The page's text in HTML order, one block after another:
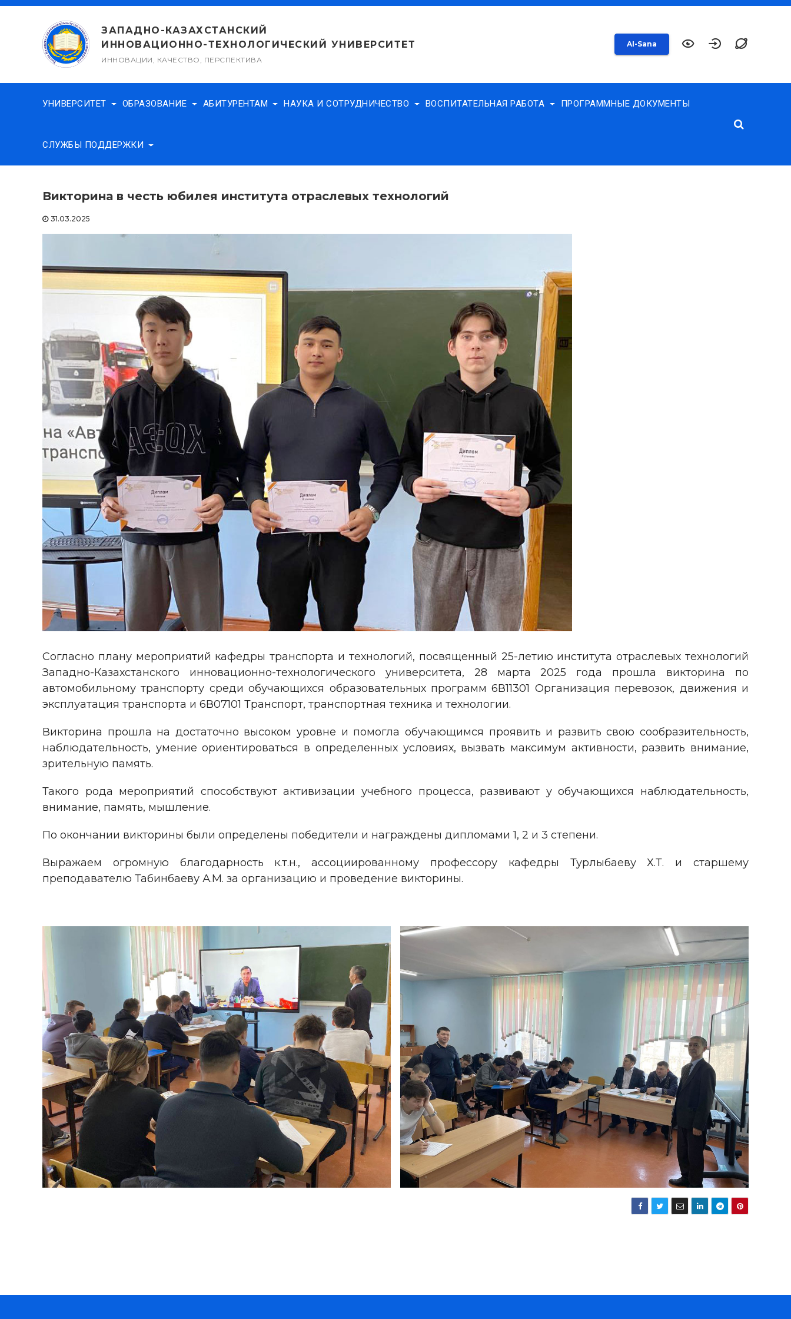
Перейти
содержимому
ЗАПАДНО-КАЗАХСТАНСКИЙ
ИННОВАЦИОННО-ТЕХНОЛОГИЧЕСКИЙ УНИВЕРСИТЕТ
ИННОВАЦИИ, КАЧЕСТВО, ПЕРСПЕКТИВА
AI-Sana
УНИВЕРСИТЕТ ОБРАЗОВАНИЕ АБИТУРЕНТАМ НАУКА И СОТРУДНИЧЕСТВО ВОСПИТАТЕЛЬНАЯ РАБОТА ПРОГРАММНЫЕ ДОКУМЕНТЫ
СЛУЖБЫ ПОДДЕРЖКИ
Викторина в честь юбилея института отраслевых технологий
31.03.2025
Согласно плану мероприятий кафедры транспорта и технологий, посвященный 25-летию института отраслевых технологий
Западно-Казахстанского инновационно-технологического университета, 28 марта 2025 года прошла викторина по
автомобильному транспорту среди обучающихся образовательных программ 6В11301 Организация перевозок, движения и
эксплуатация транспорта и 6В07101 Транспорт, транспортная техника и технологии.
Викторина прошла на достаточно высоком уровне и помогла обучающимся проявить и развить свою сообразительность,
наблюдательность, умение ориентироваться в определенных условиях, вызвать максимум активности, развить внимание,
зрительную память.
Такого рода мероприятий способствуют активизации учебного процесса, развивают у обучающихся наблюдательность,
внимание, память, мышление.
По окончании викторины были определены победители и награждены дипломами 1, 2 и 3 степени.
Выражаем огромную благодарность к.т.н., ассоциированному профессору кафедры Турлыбаеву Х.Т. и старшему
преподавателю Табинбаеву А.М. за организацию и проведение викторины.